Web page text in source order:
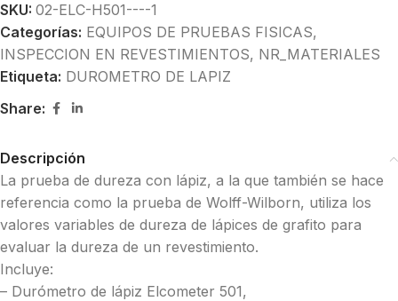
SKU: 02-ELC-H501----1
Categorías: EQUIPOS DE PRUEBAS FISICAS,
INSPECCION EN REVESTIMIENTOS, NR_MATERIALES
Etiqueta: DUROMETRO DE LAPIZ
Share:
Descripción
La prueba de dureza con lápiz, a la que también se hace
referencia como la prueba de Wolff-Wilborn, utiliza los
valores variables de dureza de lápices de grafito para
evaluar la dureza de un revestimiento.
Incluye:
– Durómetro de lápiz Elcometer 501,